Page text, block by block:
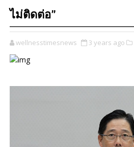
ไม่ติดต่อ”
wellnesstimesnews 3 years ago